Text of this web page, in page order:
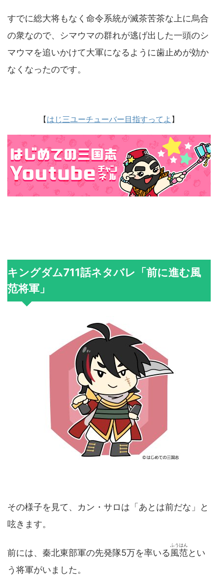
すでに総大将もなく命令系統が滅茶苦茶な上に烏合
の衆なので、シマウマの群れが逃げ出した一頭のシ
マウマを追いかけて大軍になるように歯止めが効か
なくなったのです。
【はじ三ユーチューバー目指すってよ 】
キングダム711話ネタバレ「前に進む風
范将軍」
その様子を見て、カン・サロは「あとは前だな」と
呟きます。
前には、秦北東部軍の先発隊5万を率いる風范
ふうはん
とい
う将軍がいました。